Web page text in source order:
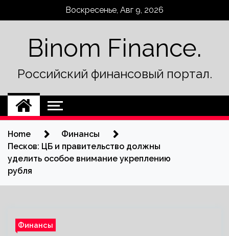
Воскресенье, Авг 9, 2026
Binom Finance.
Российский финансовый портал.
Home
Финансы
Песков: ЦБ и правительство должны
уделить особое внимание укреплению
рубля
Финансы